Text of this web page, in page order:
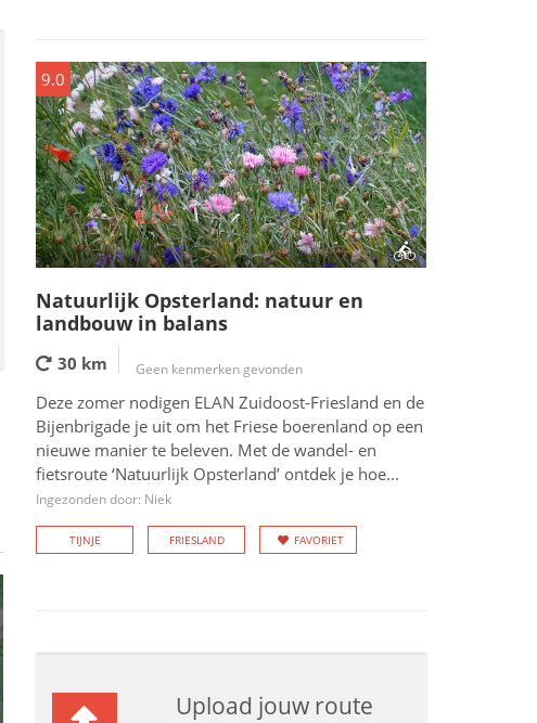
9.0
Natuurlijk Opsterland: natuur en
landbouw in balans
30 km Geen kenmerken gevonden
Deze zomer nodigen ELAN Zuidoost-Friesland en de
Bijenbrigade je uit om het Friese boerenland op een
nieuwe manier te beleven. Met de wandel- en
fietsroute ‘Natuurlijk Opsterland’ ontdek je hoe...
Ingezonden door: Niek
TIJNJE FRIESLAND FAVORIET
Upload jouw route